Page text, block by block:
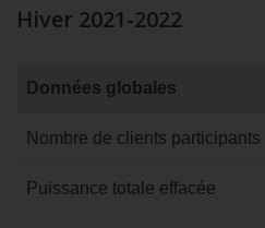
Hiver 2021-2022
globales
2021-
Données globales
Nombre de clients participants
Puissance totale effacée